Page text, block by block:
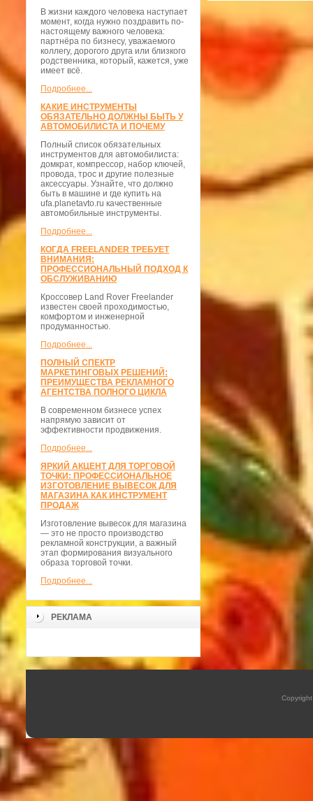
В жизни каждого человека наступает
момент, когда нужно поздравить по-
настоящему важного человека:
партнёра по бизнесу, уважаемого
коллегу, дорогого друга или близкого
родственника, который, кажется, уже
имеет всё.
Подробнее...
КАКИЕ ИНСТРУМЕНТЫ
ОБЯЗАТЕЛЬНО ДОЛЖНЫ БЫТЬ У
АВТОМОБИЛИСТА И ПОЧЕМУ
Полный список обязательных
инструментов для автомобилиста:
домкрат, компрессор, набор ключей,
провода, трос и другие полезные
аксессуары. Узнайте, что должно
быть в машине и где купить на
ufa.planetavto.ru качественные
автомобильные инструменты.
Подробнее...
КОГДА FREELANDER ТРЕБУЕТ
ВНИМАНИЯ:
ПРОФЕССИОНАЛЬНЫЙ ПОДХОД К
ОБСЛУЖИВАНИЮ
Кроссовер Land Rover Freelander
известен своей проходимостью,
комфортом и инженерной
продуманностью.
Подробнее...
ПОЛНЫЙ СПЕКТР
МАРКЕТИНГОВЫХ РЕШЕНИЙ:
ПРЕИМУЩЕСТВА РЕКЛАМНОГО
АГЕНТСТВА ПОЛНОГО ЦИКЛА
В современном бизнесе успех
напрямую зависит от
эффективности продвижения.
Подробнее...
ЯРКИЙ АКЦЕНТ ДЛЯ ТОРГОВОЙ
ТОЧКИ: ПРОФЕССИОНАЛЬНОЕ
ИЗГОТОВЛЕНИЕ ВЫВЕСОК ДЛЯ
МАГАЗИНА КАК ИНСТРУМЕНТ
ПРОДАЖ
Изготовление вывесок для магазина
— это не просто производство
рекламной конструкции, а важный
этап формирования визуального
образа торговой точки.
Подробнее...
РЕКЛАМА